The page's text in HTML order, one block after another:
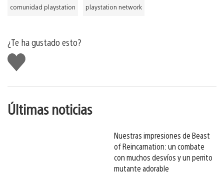
comunidad playstation playstation network
¿Te ha gustado esto?
Me
gusta
Últimas noticias
Nuestras impresiones de Beast
of Reincarnation: un combate
con muchos desvíos y un perrito
mutante adorable